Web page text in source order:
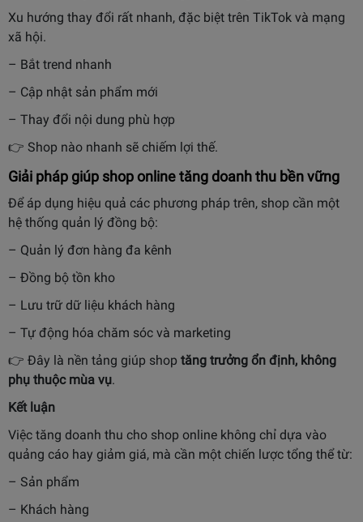
Xu hướng thay đổi rất nhanh, đặc biệt trên TikTok và mạng
xã hội.
– Bắt trend nhanh
– Cập nhật sản phẩm mới
– Thay đổi nội dung phù hợp
👉 Shop nào nhanh sẽ chiếm lợi thế.
Giải pháp giúp shop online tăng doanh thu bền vững
Để áp dụng hiệu quả các phương pháp trên, shop cần một
hệ thống quản lý đồng bộ:
– Quản lý đơn hàng đa kênh
– Đồng bộ tồn kho
– Lưu trữ dữ liệu khách hàng
– Tự động hóa chăm sóc và marketing
👉 Đây là nền tảng giúp shop tăng trưởng ổn định, không
phụ thuộc mùa vụ.
Kết luận
Việc tăng doanh thu cho shop online không chỉ dựa vào
quảng cáo hay giảm giá, mà cần một chiến lược tổng thể từ:
– Sản phẩm
– Khách hàng